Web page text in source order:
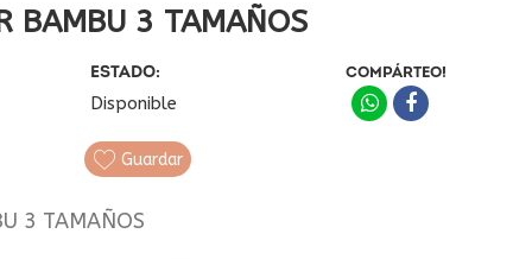
BAMBU 3 TAMAÑOS
ESTADO:
Disponible
COMPÁRTEO!
Guardar
3 TAMAÑOS